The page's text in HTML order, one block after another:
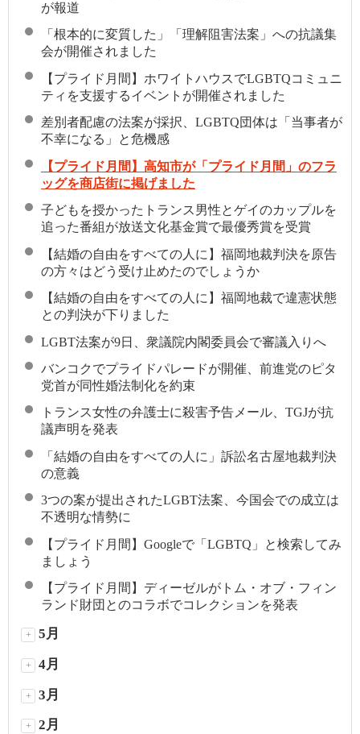
が報道
「根本的に変質した」「理解阻害法案」への抗議集
会が開催されました
【プライド月間】ホワイトハウスでLGBTQコミュニ
ティを支援するイベントが開催されました
差別者配慮の法案が採択、LGBTQ団体は「当事者が
不幸になる」と危機感
【プライド月間】高知市が「プライド月間」のフラ
ッグを商店街に掲げました
子どもを授かったトランス男性とゲイのカップルを
追った番組が放送文化基金賞で最優秀賞を受賞
【結婚の自由をすべての人に】福岡地裁判決を原告
の方々はどう受け止めたのでしょうか
【結婚の自由をすべての人に】福岡地裁で違憲状態
との判決が下りました
LGBT法案が9日、衆議院内閣委員会で審議入りへ
バンコクでプライドパレードが開催、前進党のピタ
党首が同性婚法制化を約束
トランス女性の弁護士に殺害予告メール、TGJが抗
議声明を発表
「結婚の自由をすべての人に」訴訟名古屋地裁判決
の意義
3つの案が提出されたLGBT法案、今国会での成立は
不透明な情勢に
【プライド月間】Googleで「LGBTQ」と検索してみ
ましょう
【プライド月間】ディーゼルがトム・オブ・フィン
ランド財団とのコラボでコレクションを発表
+ 5月
+ 4月
+ 3月
+ 2月